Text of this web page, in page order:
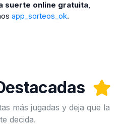
suerte online gratuita,
app_sorteos_ok.
más jugadas y deja que la
decida.